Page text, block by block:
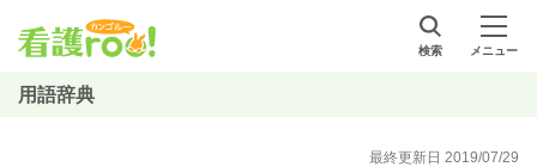
検索 メニュー
用語辞典
最終更新日 2019/07/29